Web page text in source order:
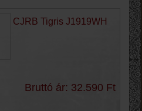
CJRB Tigris J1919WH
Bruttó ár: 32.590 Ft